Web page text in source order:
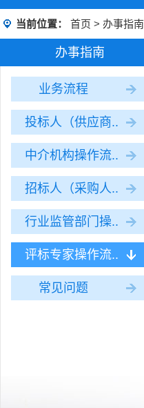
当前位置： 首页 > 办事指南
办事指南
业务流程
投标人（供应商..
中介机构操作流..
招标人（采购人..
行业监管部门操..
评标专家操作流..
常见问题